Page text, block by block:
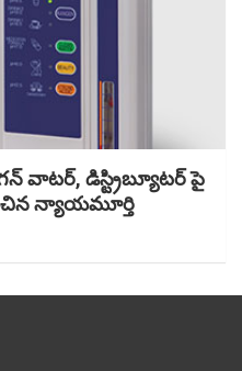
వాటర్, డిస్ట్రిబ్యూటర్ పై
న్యాయమూర్తి